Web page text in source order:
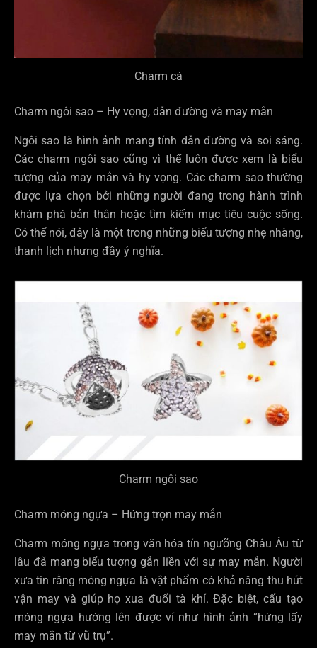
Charm cá
Charm ngôi sao – Hy vọng, dẫn đường và may mắn
Ngôi sao là hình ảnh mang tính dẫn đường và soi sáng.
Các charm ngôi sao cũng vì thế luôn được xem là biểu
tượng của may mắn và hy vọng. Các charm sao thường
được lựa chọn bởi những người đang trong hành trình
khám phá bản thân hoặc tìm kiếm mục tiêu cuộc sống.
Có thể nói, đây là một trong những biểu tượng nhẹ nhàng,
thanh lịch nhưng đầy ý nghĩa.
Charm ngôi sao
Charm móng ngựa – Hứng trọn may mắn
Charm móng ngựa trong văn hóa tín ngưỡng Châu Âu từ
lâu đã mang biểu tượng gắn liền với sự may mắn. Người
xưa tin rằng móng ngựa là vật phẩm có khả năng thu hút
vận may và giúp họ xua đuổi tà khí. Đặc biệt, cấu tạo
móng ngựa hướng lên được ví như hình ảnh “hứng lấy
may mắn từ vũ trụ”.